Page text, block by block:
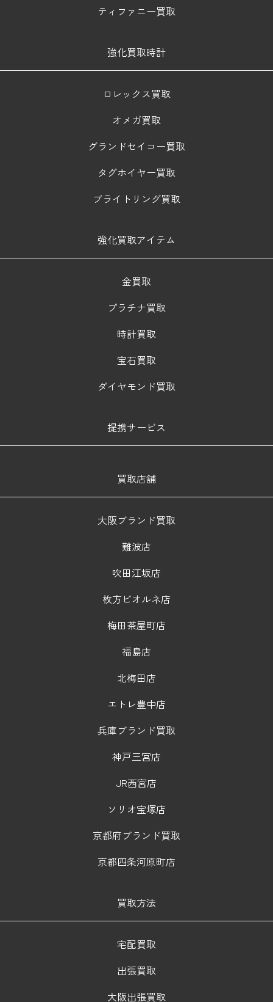
ティファニー買取
強化買取時計
ロレックス買取
オメガ買取
グランドセイコー買取
タグホイヤー買取
ブライトリング買取
強化買取アイテム
金買取
プラチナ買取
時計買取
宝石買取
ダイヤモンド買取
提携サービス
買取店舗
大阪ブランド買取
難波店
吹田江坂店
枚方ビオルネ店
梅田茶屋町店
福島店
北梅田店
エトレ豊中店
兵庫ブランド買取
神戸三宮店
JR西宮店
ソリオ宝塚店
京都府ブランド買取
京都四条河原町店
買取方法
宅配買取
出張買取
大阪出張買取